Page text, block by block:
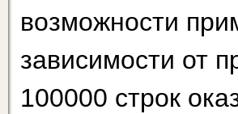
возможности
зависимости от
100000 строк